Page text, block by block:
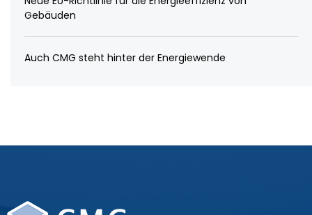
Gebäuden
Auch CMG steht hinter der Energiewende